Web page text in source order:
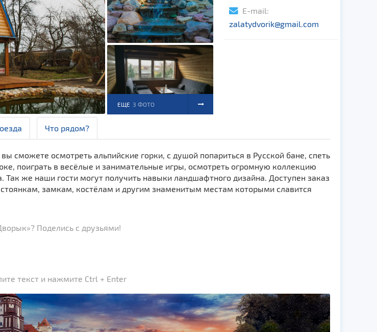
ЕЩЕ 3 ФОТО
E-mail:
zalatydvorik@gmail.com
Что рядом?
сможете осмотреть альпийские горки, с душой попариться в Русской бане, спеть
поиграть в весёлые и занимательные игры, осмотреть огромную коллекцию
Так же наши гости могут получить навыки ландшафтного дизайна. Доступен заказ
замкам, костёлам и другим знаменитым местам которыми славится
Поделись с друзьями!
текст и нажмите Ctrl + Enter